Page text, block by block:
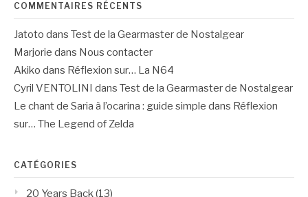
COMMENTAIRES RÉCENTS
Jatoto dans Test de la Gearmaster de Nostalgear
Marjorie dans Nous contacter
Akiko dans Réflexion sur… La N64
Cyril VENTOLINI
dans Test de la Gearmaster de Nostalgear
Le chant de Saria à l’ocarina : guide simple dans Réflexion
sur… The Legend of Zelda
CATÉGORIES
20 Years Back(13)